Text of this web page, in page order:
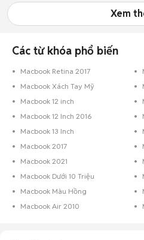
Xem
Các từ khóa phổ biến
Macbook Retina 2017
Macbook Xách Tay Mỹ
Macbook 12 inch
Macbook 12 Inch 2016
Macbook 13 Inch
Macbook 2017
Macbook 2021
Macbook Dưới 10 Triệu
Macbook Màu Hồng
Macbook Air 2010